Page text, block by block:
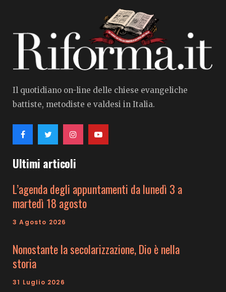
Il quotidiano on-line delle chiese evangeliche
battiste, metodiste e valdesi in Italia.
Ultimi articoli
L’agenda degli appuntamenti da lunedì 3 a
martedì 18 agosto
3 Agosto 2026
Nonostante la secolarizzazione, Dio è nella
storia
31 Luglio 2026